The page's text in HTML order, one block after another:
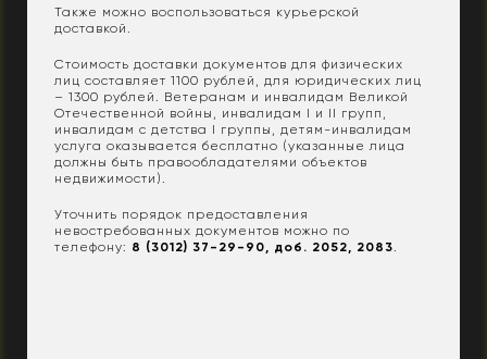
Также можно воспользоваться курьерской
доставкой.
Стоимость доставки документов для физических
лиц составляет 1100 рублей, для юридических лиц
– 1300 рублей. Ветеранам и инвалидам Великой
Отечественной войны, инвалидам I и II групп,
инвалидам с детства I группы, детям-инвалидам
услуга оказывается бесплатно (указанные лица
должны быть правообладателями объектов
недвижимости).
Уточнить порядок предоставления
невостребованных документов можно по
телефону: 8 (3012) 37-29-90, доб. 2052, 2083